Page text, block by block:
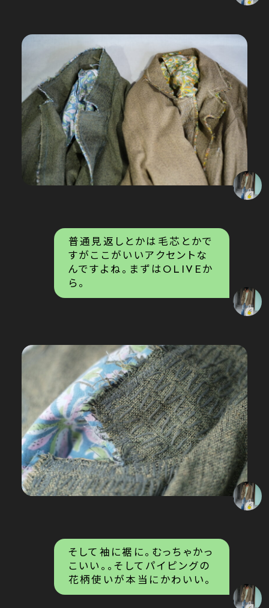
普通見返しとかは毛芯とかで
すがここがいいアクセントな
んですよね。まずはOLIVEか
ら。
そして袖に裾に。むっちゃかっ
こいい。。そしてパイピングの
花柄使いが本当にかわいい。